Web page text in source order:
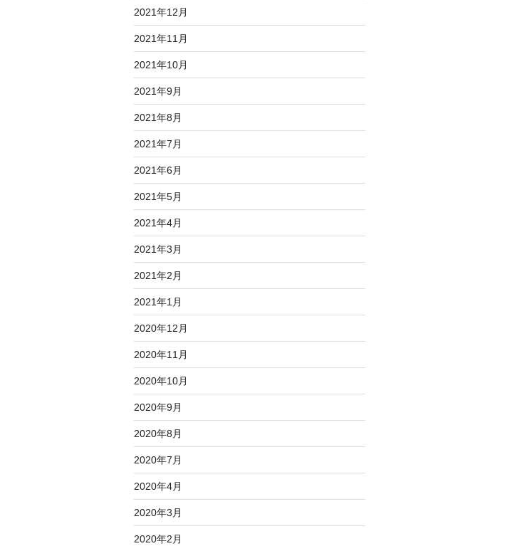
2021年12月
2021年11月
2021年10月
2021年9月
2021年8月
2021年7月
2021年6月
2021年5月
2021年4月
2021年3月
2021年2月
2021年1月
2020年12月
2020年11月
2020年10月
2020年9月
2020年8月
2020年7月
2020年4月
2020年3月
2020年2月